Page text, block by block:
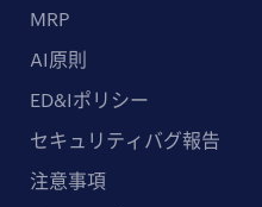
MRP
AI原則
ED&Iポリシー
セキュリティバグ報告
注意事項